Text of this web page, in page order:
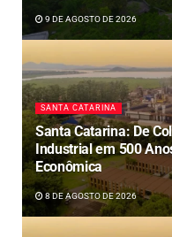
9 DE AGOSTO DE 2026
SANTA CATARINA
Santa Catarina: De
Industrial em 500
Econômica
8 DE AGOSTO DE 2026